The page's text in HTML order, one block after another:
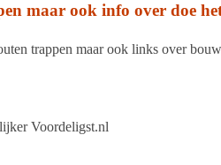
maar ook info over doe
trappen maar ook links over
Voordeligst.nl